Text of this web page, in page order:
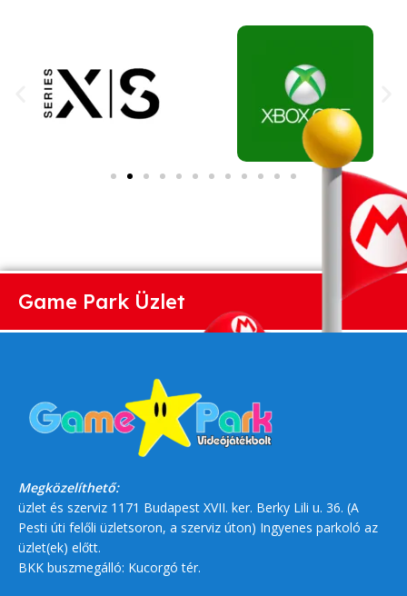
Game Park Üzlet
Megközelíthető:
üzlet és szerviz 1171 Budapest XVII. ker. Berky Lili u. 36. (A
Pesti úti felőli üzletsoron, a szerviz úton) Ingyenes parkoló az
üzlet(ek) előtt.
BKK buszmegálló: Kucorgó tér.